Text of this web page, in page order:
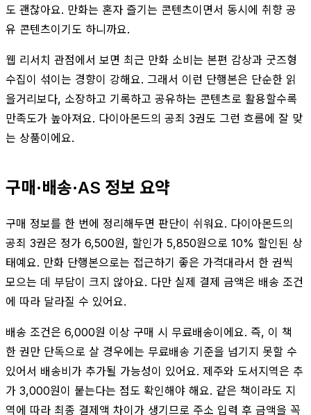
도 괜찮아요. 만화는 혼자 즐기는 콘텐츠이면서 동시에 취향 공
유 콘텐츠이기도 하니까요.
웹 리서치 관점에서 보면 최근 만화 소비는 본편 감상과 굿즈형
수집이 섞이는 경향이 강해요. 그래서 이런 단행본은 단순한 읽
을거리보다, 소장하고 기록하고 공유하는 콘텐츠로 활용할수록
만족도가 높아져요. 다이아몬드의 공죄 3권도 그런 흐름에 잘 맞
는 상품이에요.
구매·배송·AS 정보 요약
구매 정보를 한 번에 정리해두면 판단이 쉬워요. 다이아몬드의
공죄 3권은 정가 6,500원, 할인가 5,850원으로 10% 할인된 상
태예요. 만화 단행본으로는 접근하기 좋은 가격대라서 한 권씩
모으는 데 부담이 크지 않아요. 다만 실제 결제 금액은 배송 조건
에 따라 달라질 수 있어요.
배송 조건은 6,000원 이상 구매 시 무료배송이에요. 즉, 이 책
한 권만 단독으로 살 경우에는 무료배송 기준을 넘기지 못할 수
있어서 배송비가 추가될 가능성이 있어요. 제주와 도서지역은 추
가 3,000원이 붙는다는 점도 확인해야 해요. 같은 책이라도 지
역에 따라 최종 결제액 차이가 생기므로 주소 입력 후 금액을 꼭